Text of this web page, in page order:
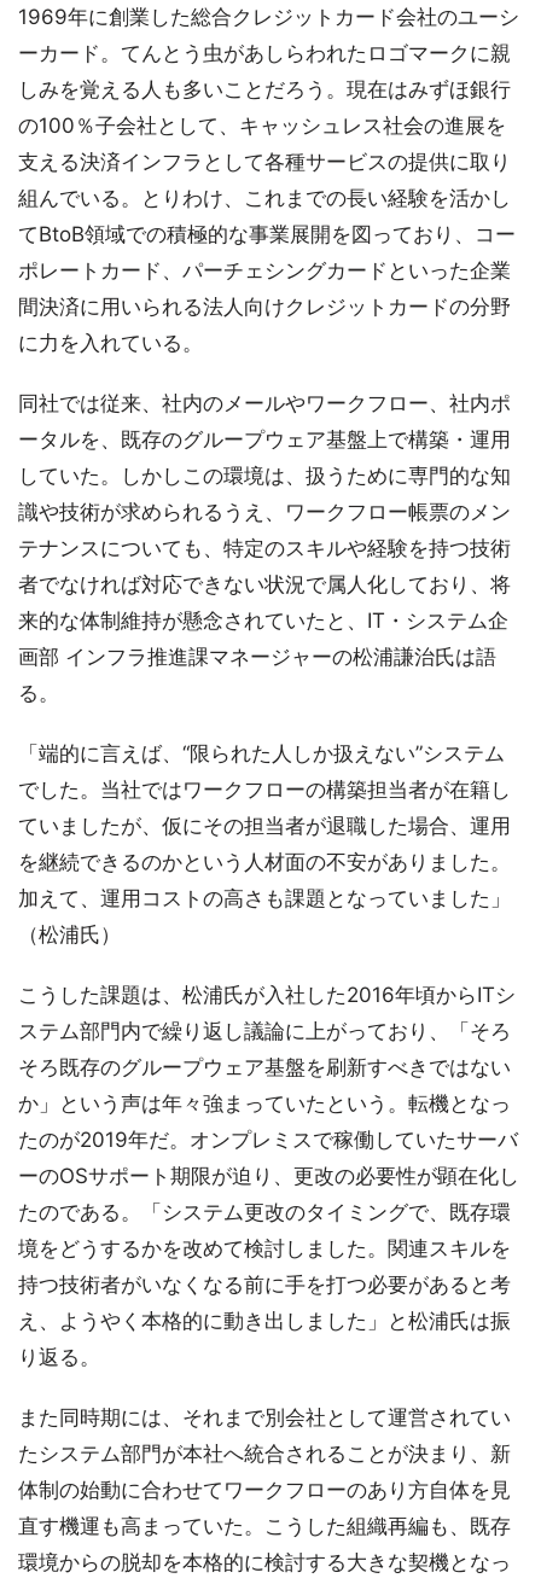
1969年に創業した総合クレジットカード会社のユーシ
ーカード。てんとう虫があしらわれたロゴマークに親
しみを覚える人も多いことだろう。現在はみずほ銀行
の100％子会社として、キャッシュレス社会の進展を
支える決済インフラとして各種サービスの提供に取り
組んでいる。とりわけ、これまでの長い経験を活かし
てBtoB領域での積極的な事業展開を図っており、コー
ポレートカード、パーチェシングカードといった企業
間決済に用いられる法人向けクレジットカードの分野
に力を入れている。
同社では従来、社内のメールやワークフロー、社内ポ
ータルを、既存のグループウェア基盤上で構築・運用
していた。しかしこの環境は、扱うために専門的な知
識や技術が求められるうえ、ワークフロー帳票のメン
テナンスについても、特定のスキルや経験を持つ技術
者でなければ対応できない状況で属人化しており、将
来的な体制維持が懸念されていたと、IT・システム企
画部 インフラ推進課マネージャーの松浦謙治氏は語
る。
「端的に言えば、“限られた人しか扱えない”システム
でした。当社ではワークフローの構築担当者が在籍し
ていましたが、仮にその担当者が退職した場合、運用
を継続できるのかという人材面の不安がありました。
加えて、運用コストの高さも課題となっていました」
（松浦氏）
こうした課題は、松浦氏が入社した2016年頃からITシ
ステム部門内で繰り返し議論に上がっており、「そろ
そろ既存のグループウェア基盤を刷新すべきではない
か」という声は年々強まっていたという。転機となっ
たのが2019年だ。オンプレミスで稼働していたサーバ
ーのOSサポート期限が迫り、更改の必要性が顕在化し
たのである。「システム更改のタイミングで、既存環
境をどうするかを改めて検討しました。関連スキルを
持つ技術者がいなくなる前に手を打つ必要があると考
え、ようやく本格的に動き出しました」と松浦氏は振
り返る。
また同時期には、それまで別会社として運営されてい
たシステム部門が本社へ統合されることが決まり、新
体制の始動に合わせてワークフローのあり方自体を見
直す機運も高まっていた。こうした組織再編も、既存
環境からの脱却を本格的に検討する大きな契機となっ